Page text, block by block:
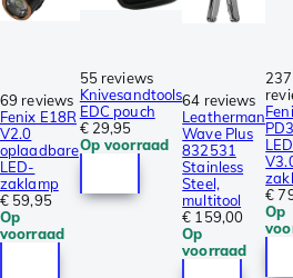
69 reviews
Fenix E18R
V2.0
oplaadbare
LED-
zaklamp
€ 59,95
Op
voorraad
55 reviews
Knivesandtools
EDC pouch
€ 29,95
Op voorraad
64 reviews
Leatherman
Wave Plus
832531
Stainless
Steel,
multitool
€ 159,00
Op
voorraad
237
LED
€
Op